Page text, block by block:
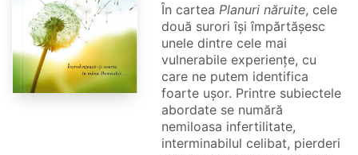
În cartea Planuri năruite, cele
două surori își împărtășesc
unele dintre cele mai
vulnerabile experiențe, cu
care ne putem identifica
foarte ușor. Printre subiectele
abordate se numără
nemiloasa infertilitate,
interminabilul celibat, pierderi